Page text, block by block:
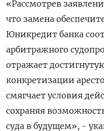
«Рассмотрев
что замена
Юникредит банка
арбитражного
отражает
конкретизации
смягчает условия
сохраняя
суда в будущем», -